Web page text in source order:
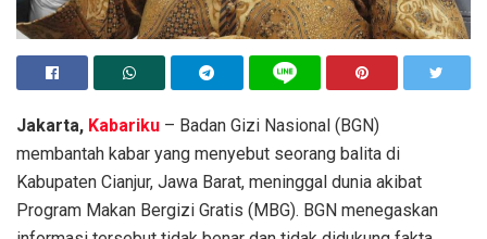
Jakarta, Kabariku – Badan Gizi Nasional (BGN)
membantah kabar yang menyebut seorang balita di
Kabupaten Cianjur, Jawa Barat, meninggal dunia akibat
Program Makan Bergizi Gratis (MBG). BGN menegaskan